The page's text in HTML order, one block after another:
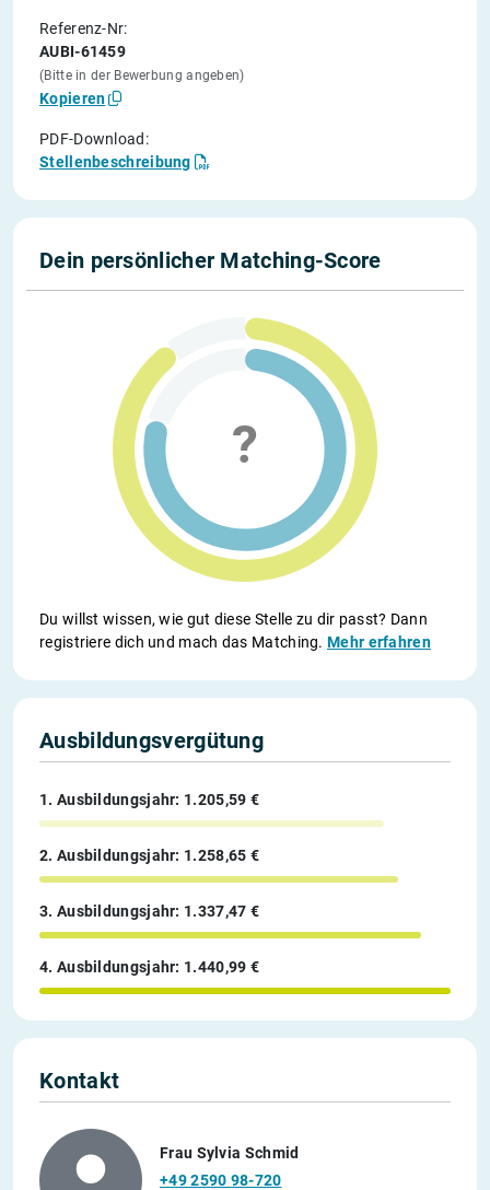
Referenz-Nr:
AUBI-61459
(Bitte in der Bewerbung angeben)
Kopieren
PDF-Download:
Stellenbeschreibung
Dein persönlicher Matching-Score
Du willst wissen, wie gut diese Stelle zu dir passt? Dann
registriere dich und mach das Matching.Mehr erfahren
Ausbildungsvergütung
1. Ausbildungsjahr: 1.205,59 €
2. Ausbildungsjahr: 1.258,65 €
3. Ausbildungsjahr: 1.337,47 €
4. Ausbildungsjahr: 1.440,99 €
Kontakt
Frau Sylvia Schmid
+49 2590 98-720